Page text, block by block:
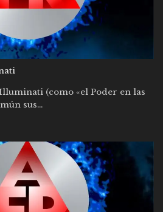
(como «el Poder en las
sus...